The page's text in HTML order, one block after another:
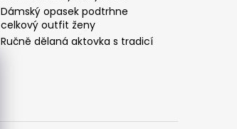
Dámský opasek podtrhne
celkový outfit ženy
Ručně dělaná aktovka s tradicí